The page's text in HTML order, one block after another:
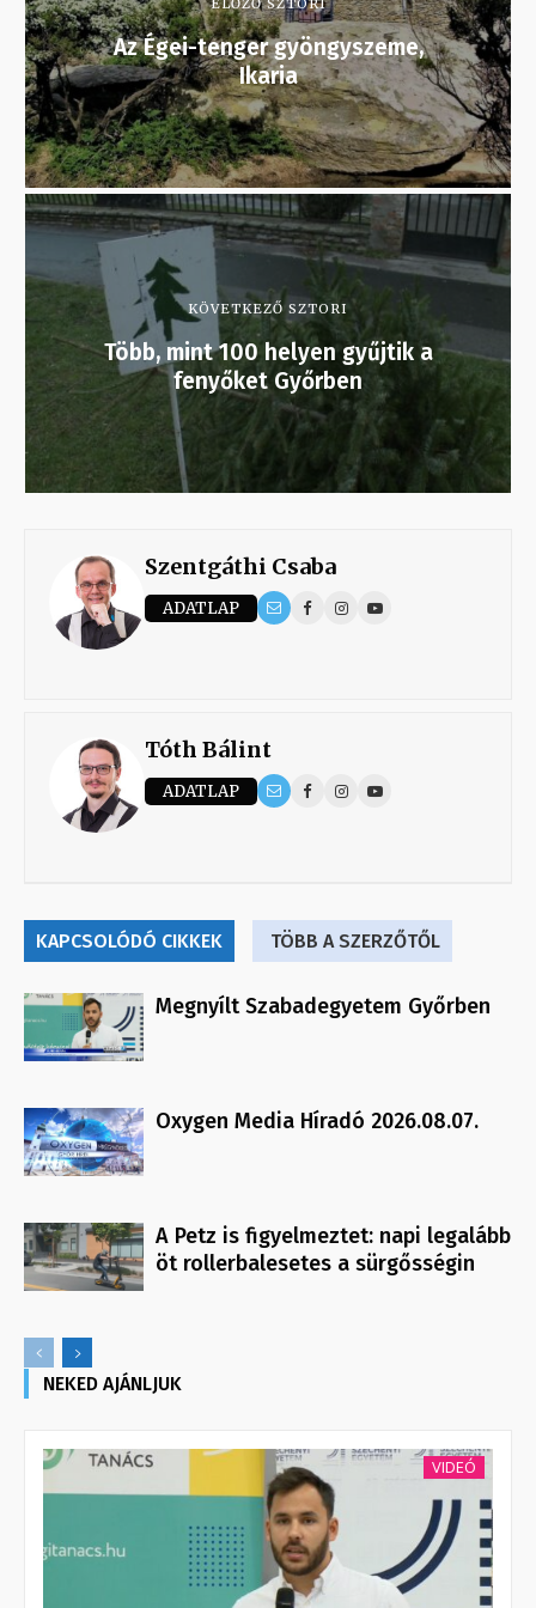
ELŐZŐ SZTORI
Az Égei-tenger gyöngyszeme,
Ikaria
KÖVETKEZŐ SZTORI
Több, mint 100 helyen gyűjtik a
fenyőket Győrben
Szentgáthi Csaba
ADATLAP
Tóth Bálint
ADATLAP
KAPCSOLÓDÓ CIKKEK TÖBB A SZERZŐTŐL
Megnyílt Szabadegyetem Győrben
Oxygen Media Híradó 2026.08.07.
A Petz is figyelmeztet: napi legalább
öt rollerbalesetes a sürgősségin
NEKED AJÁNLJUK
VIDEÓ